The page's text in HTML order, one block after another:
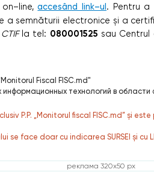
on–line,accesând link–ul . Pentru a
a semnăturii electronice și a
la tel: 080001525 sau Centrul
Fiscal FISC.md"
информационных технологий в области
P.P. „Monitorul fiscal FISC.md” și
se face doar cu indicarea SURSEI și cu
реклама 320x50 px